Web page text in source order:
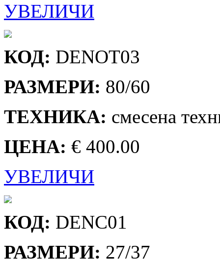
УВЕЛИЧИ
КОД: DENOT03
РАЗМЕРИ: 80/60
ТЕХНИКА: смесена
ЦЕНА: € 400.00
УВЕЛИЧИ
КОД: DENC01
РАЗМЕРИ: 27/37